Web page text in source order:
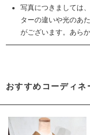
写真につきましては
ターの違いや光のあ
がございます。あら
おすすめコーディネ